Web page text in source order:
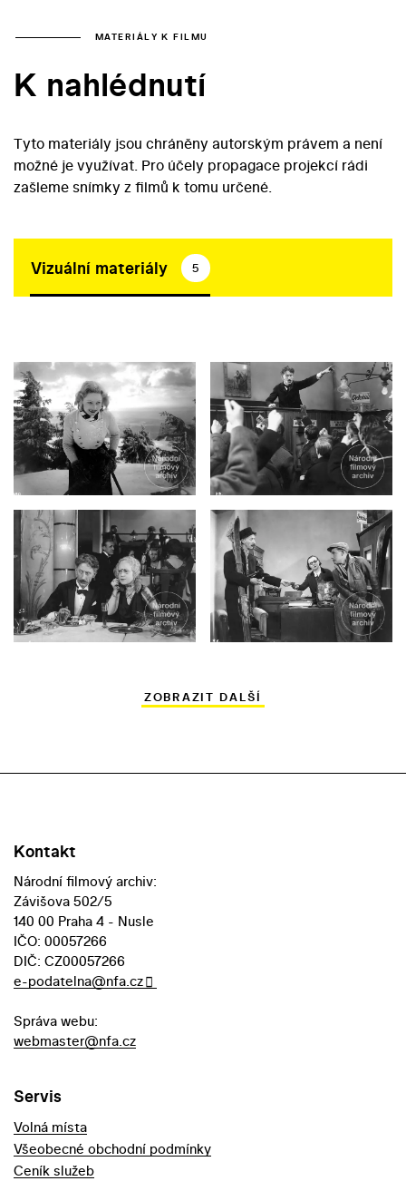
MATERIÁLY K FILMU
K nahlédnutí
Tyto materiály jsou chráněny autorským právem a není
možné je využívat. Pro účely propagace projekcí rádi
zašleme snímky z filmů k tomu určené.
Vizuální materiály 5
ZOBRAZIT DALŠÍ
Kontakt
Národní filmový archiv:
Závišova 502/5
140 00 Praha 4 - Nusle
IČO: 00057266
DIČ: CZ00057266
e-podatelna@nfa.cz
Správa webu:
webmaster@nfa.cz
Servis
Volná místa
Všeobecné obchodní podmínky
Ceník služeb